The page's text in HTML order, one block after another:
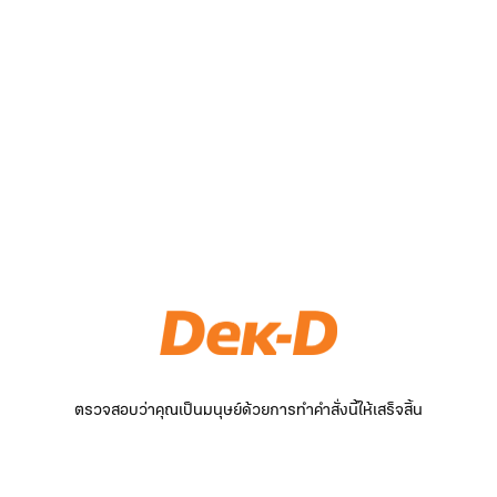
ตรวจสอบว่าคุณเป็นมนุษย์ด้วยการทำคำสั่งนี้ให้เสร็จสิ้น